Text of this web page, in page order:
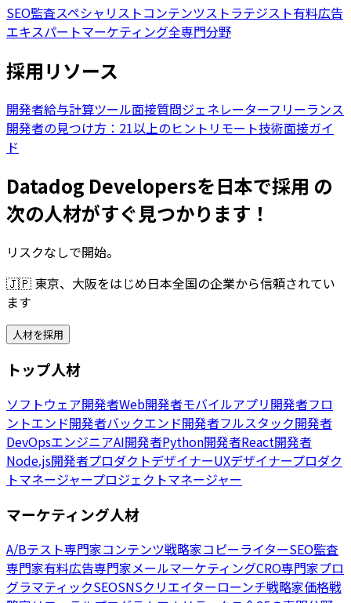
SEO監査スペシャリストコンテンツストラテジスト有料広告
エキスパートマーケティング全専門分野
採用リソース
開発者給与計算ツール面接質問ジェネレーターフリーランス
開発者の見つけ方：21以上のヒント リモート技術面接ガイ
ド
Datadog Developersを日本で採用 の
次の人材がすぐ見つかります！
リスクなしで開始。
🇯🇵 東京、大阪をはじめ日本全国の企業から信頼されてい
ます
人材を採用
トップ人材
ソフトウェア開発者Web開発者モバイルアプリ開発者フロ
ントエンド開発者バックエンド開発者フルスタック開発者
DevOpsエンジニアAI開発者Python開発者React開発者
Node.js開発者プロダクトデザイナーUXデザイナープロダク
トマネージャープロジェクトマネージャー
マーケティング人材
A/Bテスト専門家コンテンツ戦略家コピーライターSEO監査
専門家有料広告専門家メールマーケティングCRO専門家プロ
グラマティックSEOSNSクリエイターローンチ戦略家価格戦